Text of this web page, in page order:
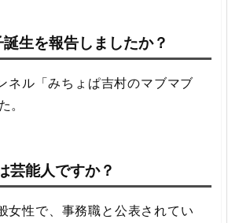
生を報告しましたか？
ネル「みちょぱ吉村のマブマブ
。
芸能人ですか？
女性で、事務職と公表されてい